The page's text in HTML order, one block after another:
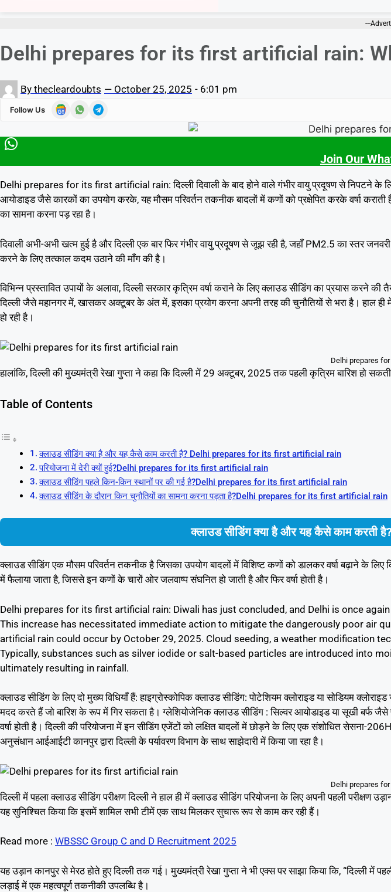
---
Delhi prepares for its first artificial rain:
By thecleardoubts — October 25, 2025 - 6:01 pm
Follow Us
Join Our
Delhi prepares for its first artificial rain: दिल्ली दिवाली के बाद होने वाले गंभीर वायु प्रदूषण से निपटने के
आयोडाइड जैसे कारकों का उपयोग करके, यह मौसम परिवर्तन तकनीक बादलों में कणों को प्रक्षेपित करके वर्षा
का सामना करना पड़ रहा है।
दिवाली अभी-अभी खत्म हुई है और दिल्ली एक बार फिर गंभीर वायु प्रदूषण से जूझ रही है, जहाँ PM2.5 का स्तर
करने के लिए तत्काल कदम उठाने की माँग की है।
विभिन्न प्रस्तावित उपायों के अलावा, दिल्ली सरकार कृत्रिम वर्षा कराने के लिए क्लाउड सीडिंग का प्रयास करने
दिल्ली जैसे महानगर में, खासकर अक्टूबर के अंत में, इसका प्रयोग करना अपनी तरह की चुनौतियों से भरा है। हाल
हो रही है।
Delhi prepares
हालांकि, दिल्ली की मुख्यमंत्री रेखा गुप्ता ने कहा कि दिल्ली में 29 अक्टूबर, 2025 तक पहली कृत्रिम बारिश हो
Table of Contents
क्लाउड सीडिंग क्या है और यह कैसे काम करती है? Delhi prepares for its first artificial rain
परियोजना में देरी क्यों हुई?Delhi prepares for its first artificial rain
क्लाउड सीडिंग पहले किन-किन स्थानों पर की गई है?Delhi prepares for its first artificial rain
क्लाउड सीडिंग के दौरान किन चुनौतियों का सामना करना पड़ता है?Delhi prepares for its first artificial rain
क्लाउड सीडिंग क्या है और यह कैसे काम
क्लाउड सीडिंग एक मौसम परिवर्तन तकनीक है जिसका उपयोग बादलों में विशिष्ट कणों को डालकर वर्षा बढ़ाने के
में फैलाया जाता है, जिससे इन कणों के चारों ओर जलवाष्प संघनित हो जाती है और फिर वर्षा होती है।
Delhi prepares for its first artificial rain: Diwali has just concluded, and Delhi is once
This increase has necessitated immediate action to mitigate the dangerously poor air
artificial rain could occur by October 29, 2025. Cloud seeding, a weather modification
Typically, substances such as silver iodide or salt-based particles are introduced into
ultimately resulting in rainfall.
क्लाउड सीडिंग के लिए दो मुख्य विधियाँ हैं: हाइग्रोस्कोपिक क्लाउड सीडिंग: पोटेशियम क्लोराइड या सोडियम
मदद करते हैं जो बारिश के रूप में गिर सकता है। ग्लेशियोजेनिक क्लाउड सीडिंग : सिल्वर आयोडाइड या सूखी बर्फ
वर्षा होती है। दिल्ली की परियोजना में इन सीडिंग एजेंटों को लक्षित बादलों में छोड़ने के लिए एक संशोधित सेसना-
अनुसंधान आईआईटी कानपुर द्वारा दिल्ली के पर्यावरण विभाग के साथ साझेदारी में किया जा रहा है।
Delhi prepares
दिल्ली में पहला क्लाउड सीडिंग परीक्षण दिल्ली ने हाल ही में क्लाउड सीडिंग परियोजना के लिए अपनी पहली
यह सुनिश्चित किया कि इसमें शामिल सभी टीमें एक साथ मिलकर सुचारू रूप से काम कर रही हैं।
Read more : WBSSC Group C and D Recruitment 2025
यह उड़ान कानपुर से मेरठ होते हुए दिल्ली तक गई। मुख्यमंत्री रेखा गुप्ता ने भी एक्स पर साझा किया कि, “दिल्ली में
लड़ाई में एक महत्वपूर्ण तकनीकी उपलब्धि है।